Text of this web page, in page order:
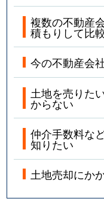
複数の不動産
積もりして比
今の不動産会
土地を売りた
からない
仲介手数料な
知りたい
土地売却にか